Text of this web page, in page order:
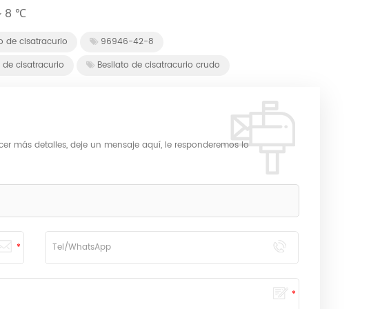
8 ℃
de cisatracurio
96946-42-8
cisatracurio Besilato de cisatracurio crudo
más detalles, deje un mensaje aquí, le responderemos lo